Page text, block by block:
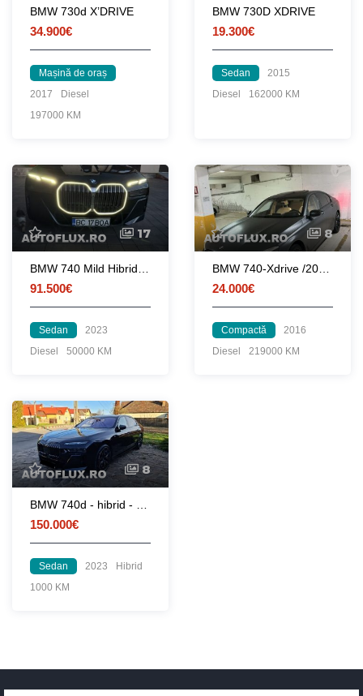
BMW 730d X’DRIVE
34.900€
Mașină de oraș
2017
Diesel
197000 KM
BMW 730D XDRIVE
19.300€
Sedan
2015
Diesel
162000 KM
17
91.500€
Sedan
2023
Diesel
50000 KM
8
24.000€
Compactă
2016
Diesel
219000 KM
8
150.000€
Sedan 2023
Hibrid
1000 KM